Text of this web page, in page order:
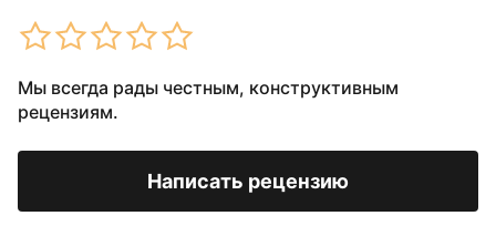
Мы всегда рады честным, конструктивным
рецензиям.
Написать рецензию